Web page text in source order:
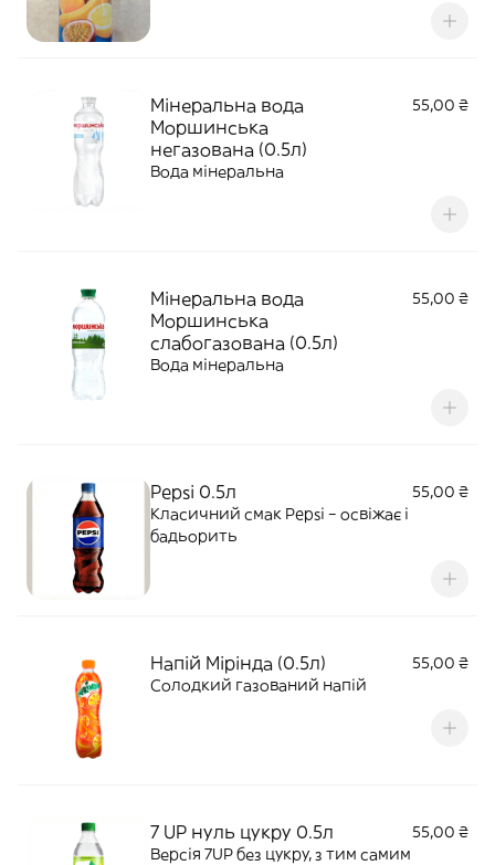
Мінеральна вода
Моршинська
негазована (0.5л)
55,00 ₴
Вода мінеральна
Мінеральна вода
Моршинська
слабогазована (0.5л)
55,00 ₴
Вода мінеральна
Pepsi 0.5л
55,00 ₴
Класичний смак Pepsi – освіжає і
бадьорить
Напій Мірінда (0.5л)
55,00 ₴
Солодкий газований напій
7 UP нуль цукру 0.5л
55,00 ₴
Версія 7UP без цукру, з тим самим